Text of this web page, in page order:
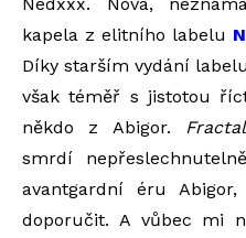
kapela z elitního labelu
Díky starším vydání
však téměř s jistotou
někdo z Abigor.
smrdí
avantgardní éru
doporučit. A vůbec mi